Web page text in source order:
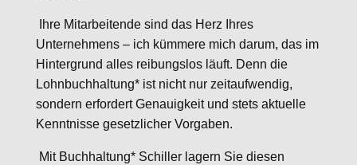
Ihre Mitarbeitende sind das Herz Ihres
Unternehmens – ich kümmere mich darum, das im
Hintergrund alles reibungslos läuft. Denn die
Lohnbuchhaltung* ist nicht nur zeitaufwendig,
sondern erfordert Genauigkeit und stets aktuelle
Kenntnisse gesetzlicher Vorgaben.
Mit Buchhaltung* Schiller lagern Sie diesen